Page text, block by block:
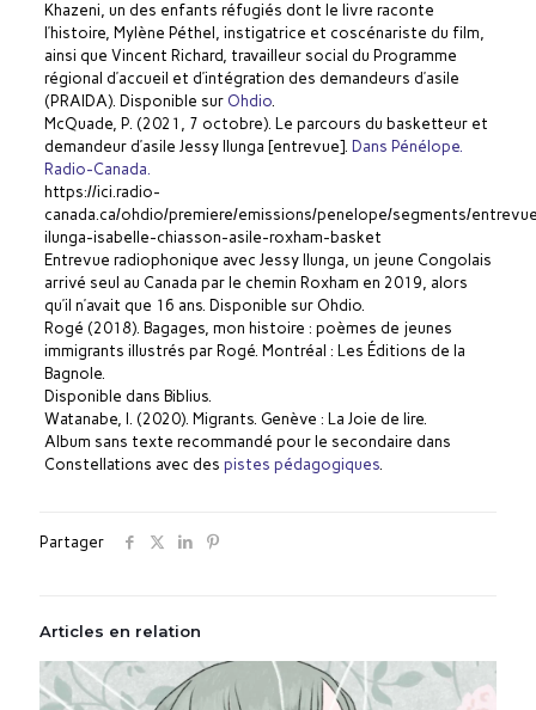
Khazeni, un des enfants réfugiés dont le livre raconte
l’histoire, Mylène Péthel, instigatrice et coscénariste du film,
ainsi que Vincent Richard, travailleur social du Programme
régional d’accueil et d’intégration des demandeurs d’asile
(PRAIDA). Disponible sur Ohdio.
McQuade, P. (2021, 7 octobre). Le parcours du basketteur et
demandeur d’asile Jessy Ilunga [entrevue]. Dans Pénélope.
Radio-Canada.
https://ici.radio-
canada.ca/ohdio/premiere/emissions/penelope/segments/
ilunga-isabelle-chiasson-asile-roxham-basket
Entrevue radiophonique avec Jessy Ilunga, un jeune Congolais
arrivé seul au Canada par le chemin Roxham en 2019, alors
qu’il n’avait que 16 ans. Disponible sur Ohdio.
Rogé (2018). Bagages, mon histoire : poèmes de jeunes
immigrants illustrés par Rogé. Montréal : Les Éditions de la
Bagnole.
Disponible dans Biblius.
Watanabe, I. (2020). Migrants. Genève : La Joie de lire.
Album sans texte recommandé pour le secondaire dans
Constellations avec des pistes pédagogiques.
Partager
Articles en relation